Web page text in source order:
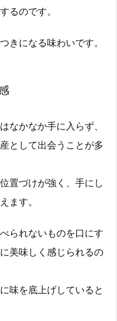
るのです。
きになる味わいです。
なかなか手に入らず、
として出会うことが多
置づけが強く、手にし
ます。
られないものを口にす
美味しく感じられるの
味を底上げしていると